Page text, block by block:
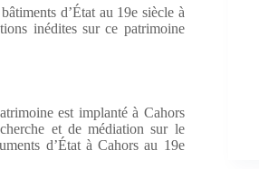
d’État au 19e siècle à
inédites sur ce patrimoine
est implanté à Cahors
et de médiation sur le
d’État à Cahors au 19e